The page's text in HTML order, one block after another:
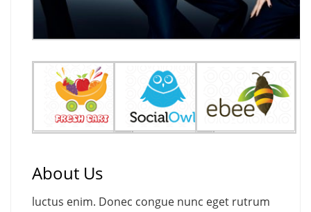
About Us
luctus enim. Donec congue nunc eget rutrum